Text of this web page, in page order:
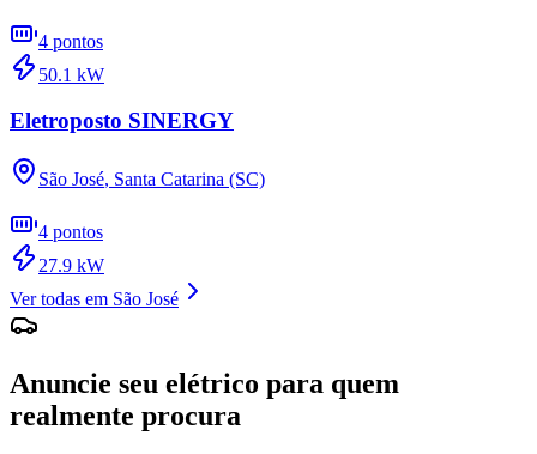
4 pontos
50.1 kW
Eletroposto SINERGY
São José, Santa Catarina (SC)
4 pontos
27.9 kW
Ver todas em São José
Anuncie seu elétrico para quem
realmente procura